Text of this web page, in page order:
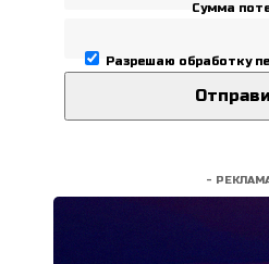
Сумма
Разрешаю обработку
-